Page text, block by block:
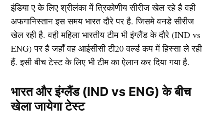
इंडिया ए के लिए श्रीलंका में त्रिकोणीय सीरीज खेल रहे है वही
अफगानिस्तान इस समय भारत दौरे पर है. जिसमे वनडे सीरीज
खेल रही है. वही महिला भारतीय टीम भी इंग्लैंड के दौरे (IND vs
ENG) पर है जहाँ वह आईसीसी टी20 वर्ल्ड कप में हिस्सा ले रही
हैं. इसी बीच टेस्ट के लिए भी टीम का ऐलान कर दिया गया है.
भारत और इंग्लैंड (IND vs ENG) के बीच
खेला जायेगा टेस्ट